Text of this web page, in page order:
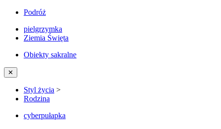
Podróż
pielgrzymka
Ziemia Święta
Obiekty sakralne
✕
Styl życia >
Rodzina
cyberpułapka